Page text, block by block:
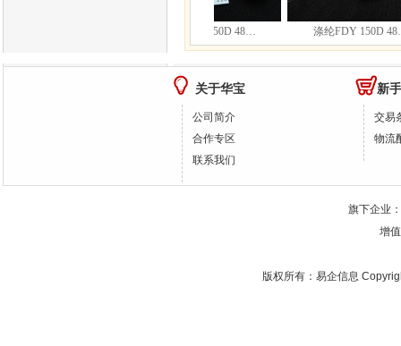
涤纶FDY 150D 48… 涤纶FDY 150D 48…
关于华宝
公司简介
合作专区
联系我们
新
交易
物流
旗下企业
增
版权所有：易企信息